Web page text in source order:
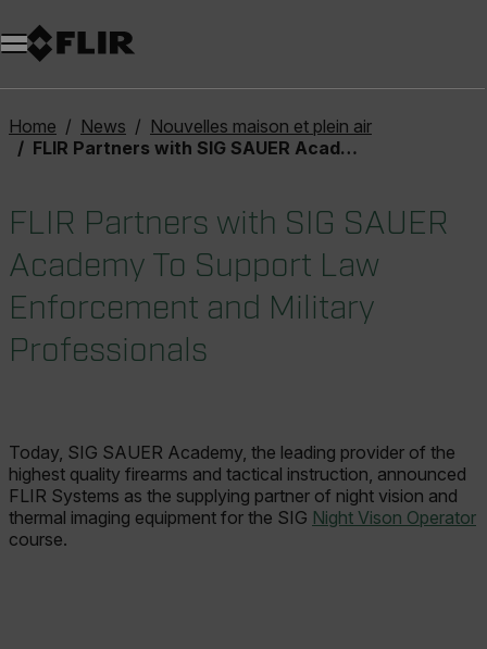
Unread messages
Modèle
Supprimer
articles
article
Ajouter au panier
Ajouté au panier
Home News
Nouvelles maison et plein air
FLIR Partners with SIG SAUER Academy To Support Law Enforcement and Military Professionals
FLIR Partners with SIG SAUER
Academy To Support Law
Enforcement and Military
Professionals
Today, SIG SAUER Academy, the leading provider of the
highest quality firearms and tactical instruction, announced
FLIR Systems as the supplying partner of night vision and
thermal imaging equipment for the SIG Night Vison Operator
course.